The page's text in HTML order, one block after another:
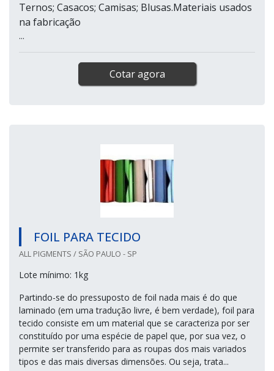
Ternos; Casacos; Camisas; Blusas.Materiais usados
na fabricação
...
Cotar agora
FOIL PARA TECIDO
ALL PIGMENTS / SÃO PAULO - SP
Lote mínimo: 1kg
Partindo-se do pressuposto de foil nada mais é do que
laminado (em uma tradução livre, é bem verdade), foil para
tecido consiste em um material que se caracteriza por ser
constituído por uma espécie de papel que, por sua vez, o
permite ser transferido para as roupas dos mais variados
tipos e das mais diversas dimensões. Ou seja, trata...